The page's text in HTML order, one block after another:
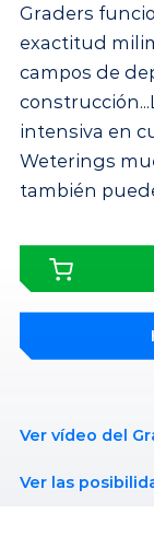
Graders
exactitud
campos de
intensiva en
Weterings
también
Ver vídeo del
Ver las